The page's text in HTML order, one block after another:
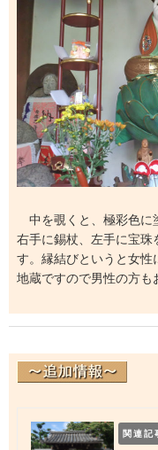
中を覗くと、極彩色に
右手に錫杖、左手に宝珠
す。縁結びというと女性
地蔵ですので男性の方も
関連記